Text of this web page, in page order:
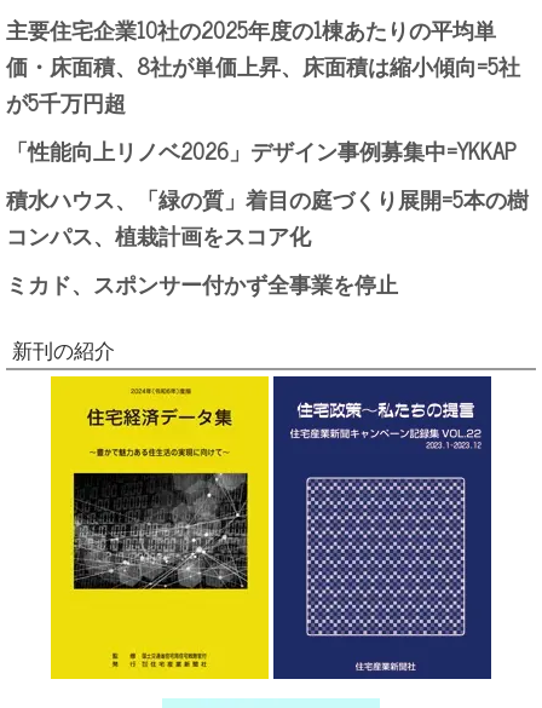
主要住宅企業10社の2025年度の1棟あたりの平均単
価・床面積、8社が単価上昇、床面積は縮小傾向=5社
が5千万円超
「性能向上リノベ2026」デザイン事例募集中=YKKAP
積水ハウス、「緑の質」着目の庭づくり展開=5本の樹
コンパス、植栽計画をスコア化
ミカド、スポンサー付かず全事業を停止
新刊の紹介